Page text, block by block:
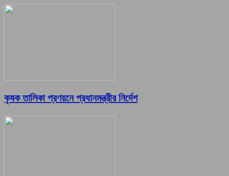
কৃষক তালিকা প্রণয়নে প্রধানমন্ত্রীর নির্দেশ